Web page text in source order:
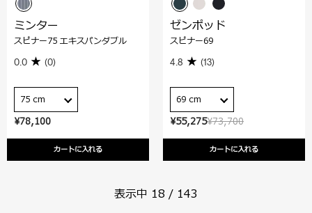
¥78,100
カートに入れる
ミンター
スピナー75 エキスパンダブル
0.0 (0)
75 cm
¥73,700
¥55,275
カートに入れる
ゼンポッド
スピナー69
4.8 (13)
69 cm
表示中 18 / 143